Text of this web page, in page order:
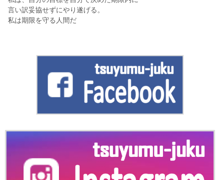
言い訳妥協せずにやり遂げる。
私は期限を守る人間だ